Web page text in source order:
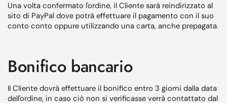
Una volta confermato l'ordine, il Cliente sarà reindirizzato al
sito di PayPal dove potrà effettuare il pagamento con il suo
conto conto oppure utilizzando una carta, anche prepagata.
Bonifico bancario
Il Cliente dovrà effettuare il bonifico entro 3 giorni dalla data
dell'ordine, in caso ciò non si verificasse verrà contattato dal